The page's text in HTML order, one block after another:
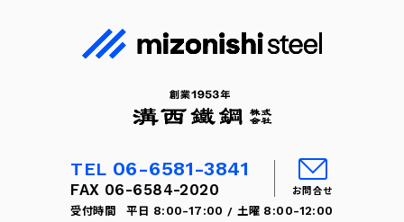
TEL 06-6581-3841
FAX 06-6584-2020 お問合せ
受付時間 平日 8:00-17:00 / 土曜 8:00-12:00